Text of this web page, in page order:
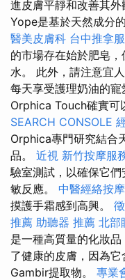
進皮膚平靜和改善其外
Yope是基於天然成分
醫美皮膚科 台中推拿
的市場存在始於肥皂
水。 此外，請注意宜
每天享受護理奶油的寵
Orphica Touch確實可
SEARCH CONSOLE
Orphica專門研究結合
品。 近視 新竹按摩服
驗室測試，以確保它
敏反應。 中醫經絡按
摸護手霜感到高興。
推薦 助聽器 推薦 北部
是一種高質量的化妝
了健康的皮膚，因為
Gambir提取物。 專業